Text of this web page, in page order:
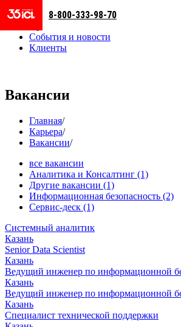
Направления
События и новости
Клиенты
8-800-333-98-70
Вакансии
Главная/
Карьера/
Вакансии/
все вакансии
Аналитика и Консалтинг (1)
Другие вакансии (1)
Информационная безопасность (2)
Сервис-деск (1)
Системный аналитик
Казань
Senior Data Scientist
Казань
Ведущий инженер по информационной
Казань
Ведущий инженер по информационной
Казань
Специалист технической поддержки